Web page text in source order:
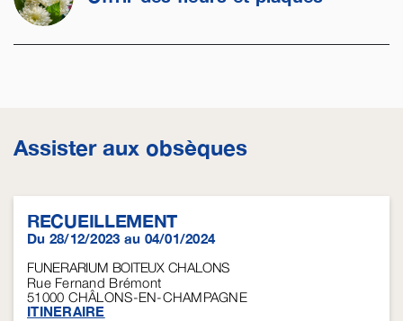
Assister aux obsèques
RECUEILLEMENT
Du 28/12/2023 au 04/01/2024
FUNERARIUM BOITEUX CHALONS
Rue Fernand Brémont
51000 CHÂLONS-EN-CHAMPAGNE
ITINERAIRE